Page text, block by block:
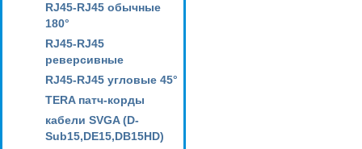
RJ45-RJ45 обычные
180°
RJ45-RJ45
реверсивные
RJ45-RJ45 угловые 45°
TERA патч-корды
кабели SVGA (D-
Sub15,DE15,DB15HD)